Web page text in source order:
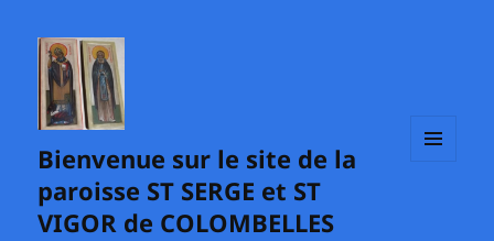
Bienvenue sur le site de la
paroisse ST SERGE et ST
VIGOR de COLOMBELLES